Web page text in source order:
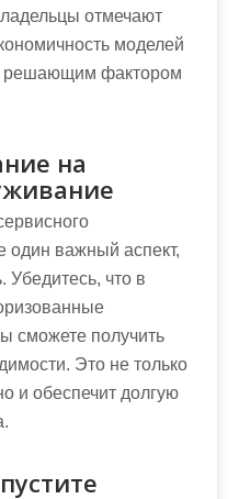
отмечают
моделей
решающим фактором
на
важный аспект,
Убедитесь, что в
сможете получить
Это не только
и обеспечит долгую